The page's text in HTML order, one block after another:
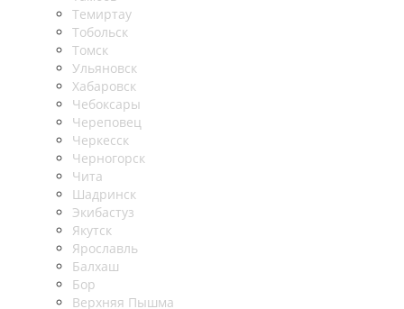
Темиртау
Тобольск
Томск
Ульяновск
Хабаровск
Чебоксары
Череповец
Черкесск
Черногорск
Чита
Шадринск
Экибастуз
Якутск
Ярославль
Балхаш
Бор
Верхняя Пышма